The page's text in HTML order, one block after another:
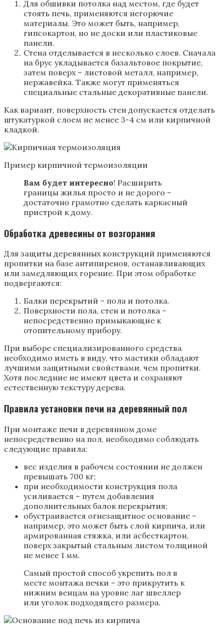
Для обшивки потолка над местом, где будет
стоять печь, применяются негорючие
материалы. Это может быть, например,
гипсокартон, но не доски или пластиковые
панели.
Стена отделывается в несколько слоев. Сначала
на брус укладывается базальтовое покрытие,
затем поверх – листовой металл, например,
нержавейка. Также могут применяться
специальные стальные декоративные панели.
Как вариант, поверхность стен допускается отделать
штукатуркой слоем не менее 3-4 см или кирпичной
кладкой.
Пример кирпичной термоизоляции
Вам будет интересно! Расширить
границы жилья просто и не дорого –
достаточно грамотно сделать каркасный
пристрой к дому.
Обработка древесины от возгорания
Для защиты деревянных конструкций применяются
пропитки на базе антипиренов, останавливающих
или замедляющих горение. При этом обработке
подвергаются:
Балки перекрытий – пола и потолка.
Поверхности пола, стен и потолка –
непосредственно примыкающие к
отопительному прибору.
При выборе специализированного средства
необходимо иметь в виду, что мастики обладают
лучшими защитными свойствами, чем пропитки.
Хотя последние не имеют цвета и сохраняют
естественную текстуру дерева.
Правила установки печи на деревянный пол
При монтаже печи в деревянном доме
непосредственно на пол, необходимо соблюдать
следующие правила:
вес изделия в рабочем состоянии не должен
превышать 700 кг;
при необходимости конструкция пола
усиливается – путем добавления
дополнительных балок перекрытия;
обустраивается огнезащитное основание –
например, это может быть слой кирпича, или
армированная стяжка, или асбесткартон,
поверх закрытый стальным листом толщиной
не менее 1 мм.
Самый простой способ укрепить пол в
месте монтажа печки – это прикрутить к
нижним венцам на уровне лаг швеллер
или уголок подходящего размера.